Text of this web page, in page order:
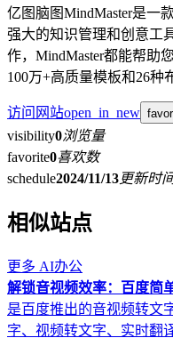
亿图脑图MindMaster是一
强大的知识管理和创意工
作，MindMaster都能帮助
100万+高质量模板和26种
访问网站open_in_new
visibility0浏览量
favorite0喜欢数
schedule2024/11/13更新时
相似站点
更多 AI办公
解锁音视频效率：百度简
是百度推出的音视频转文
字、视频转文字、实时翻